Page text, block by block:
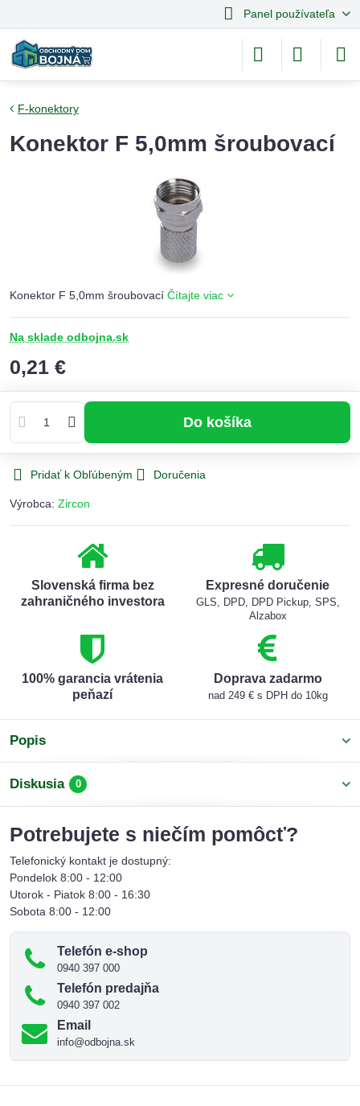
Panel používateľa
F-konektory
Konektor F 5,0mm šroubovací
Konektor F 5,0mm šroubovací Čítajte viac
Na sklade odbojna.sk
0,21 €
Do košíka
Pridať k Obľúbeným Doručenia
Výrobca: Zircon
Slovenská firma bez
zahraničného investora
Expresné doručenie
GLS, DPD, DPD Pickup, SPS,
Alzabox
100% garancia vrátenia
peňazí
Doprava zadarmo
nad 249 € s DPH do 10kg
Popis
Diskusia 0
Potrebujete s niečím pomôcť?
Telefonický kontakt je dostupný:
Pondelok 8:00 - 12:00
Utorok - Piatok 8:00 - 16:30
Sobota 8:00 - 12:00
Telefón e-shop
0940 397 000
Telefón predajňa
0940 397 002
Email
info@odbojna.sk